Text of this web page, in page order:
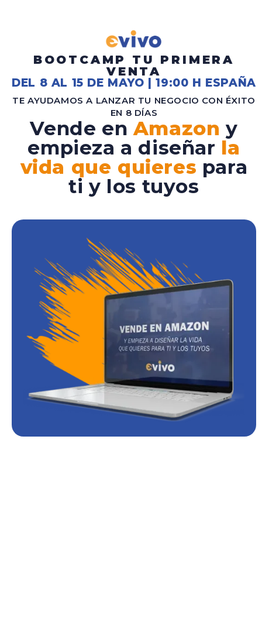
BOOTCAMP TU PRIMERA
VENTA
DEL 8 AL 15 DE MAYO | 19:00 H ESPAÑA
TE AYUDAMOS A LANZAR TU NEGOCIO CON ÉXITO
EN 8 DÍAS
Vende en Amazon y
empieza a diseñar la
vida que quieres para
ti y los tuyos